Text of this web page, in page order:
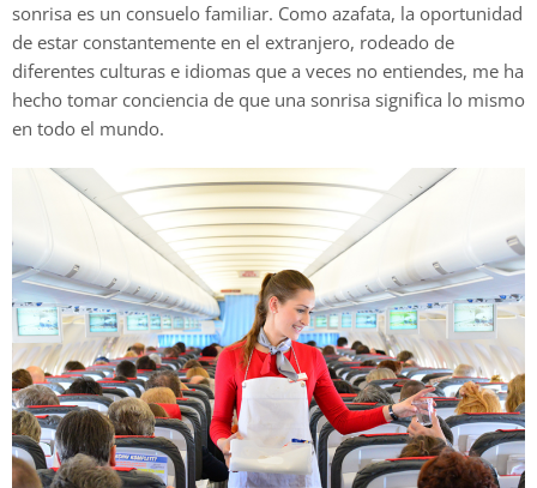
sonrisa es un consuelo familiar. Como azafata, la oportunidad
de estar constantemente en el extranjero, rodeado de
diferentes culturas e idiomas que a veces no entiendes, me ha
hecho tomar conciencia de que una sonrisa significa lo mismo
en todo el mundo.